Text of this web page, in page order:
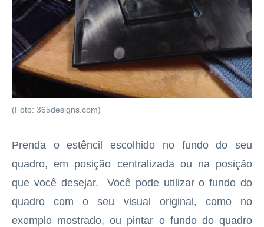
(Foto: 365designs.com)
Prenda o estêncil escolhido no fundo do seu
quadro, em posição centralizada ou na posição
que você desejar. Você pode utilizar o fundo do
quadro com o seu visual original, como no
exemplo mostrado, ou pintar o fundo do quadro